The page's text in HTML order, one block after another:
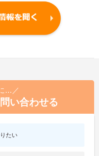
…／
い合わせる
たい